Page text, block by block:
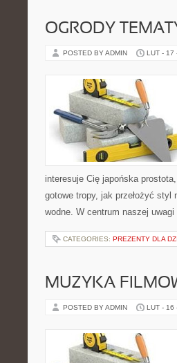
OGRODY
POSTED BY ADMIN LUT - 17
interesuje Cię japońska
gotowe tropy, jak przełożyć styl
wodne. W centrum naszej
CATEGORIES: PREZENTY DLA
MUZYKA
POSTED BY ADMIN LUT - 16